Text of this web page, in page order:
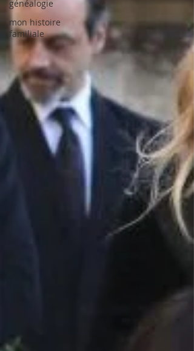
généalogie
mon histoire
familiale